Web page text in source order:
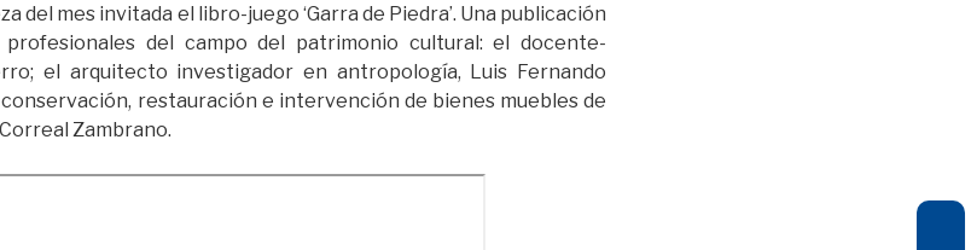
del mes invitada el libro-juego ‘Garra de Piedra’. Una publicación
del campo del patrimonio cultural: el docente-
el arquitecto investigador en antropología, Luis Fernando
restauración e intervención de bienes muebles de
Zambrano.